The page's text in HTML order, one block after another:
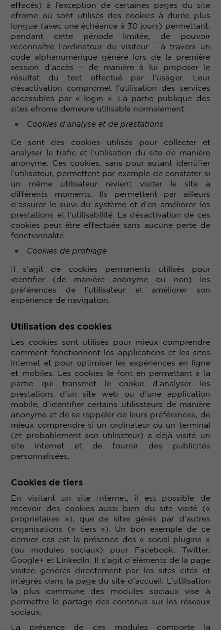
effacés) à l’exception de certaines pages du site
efrome où sont utilisés des cookies à durée plus
longue (avec une échéance à 30 jours) permettant,
pendant cette période limitée, de pouvoir
reconnaître l’ordinateur du visiteur – à travers un
code alphanumérique généré lors de la première
session d’accès – de manière à lui proposer le
résultat du test effectué par l’usager. Leur
désactivation compromet l’utilisation des services
accessibles par « login ». La partie publique des
sites efrome demeure utilisable normalement.
Cookies d’analyse et de prestations
Ce sont des cookies utilisés pour collecter et
analyser le trafic et l’utilisation du site de manière
anonyme. Ces cookies, sans pour autant identifier
l’utilisateur, permettent par exemple de constater si
un même utilisateur revient visiter le site à
différents moments. Ils permettent par ailleurs
d’assurer le suivi du système et d’en améliorer les
prestations et l’utilisabilité. La désactivation de ces
cookies peut être effectuée sans aucune perte de
fonctionnalité.
Cookies de profilage
Il s’agit de cookies permanents utilisés pour
identifier (de manière anonyme ou non) les
préférences de l’utilisateur et améliorer son
expérience de navigation.
Utilisation des cookies
Les cookies sont utilisés pour mieux comprendre
comment fonctionnent les applications et les sites
internet et pour optimiser les expériences en ligne
et mobiles. Les cookies le font en permettant à la
partie qui transmet le cookie d’analyser les
prestations d’un site web ou d’une application
mobile, d’identifier certains utilisateurs de manière
anonyme et de se rappeler de leurs préférences, de
mieux comprendre si un ordinateur ou un terminal
(et probablement son utilisateur) a déjà visité un
site internet et de fournir des publicités
personnalisées.
Cookies de tiers
En visitant un site Internet, il est possible de
recevoir des cookies aussi bien du site visité («
propriétaires »), que de sites gérés par d’autres
organisations (« tiers »). Un bon exemple de ce
dernier cas est la présence des « social plugins »
(ou modules sociaux) pour Facebook, Twitter,
Google+ et LinkedIn. Il s’agit d’éléments de la page
visitée générés directement par les sites cités et
intégrés dans la page du site d’accueil. L’utilisation
la plus commune des modules sociaux vise à
permettre le partage des contenus sur les réseaux
sociaux.
La présence de ces modules comporte la